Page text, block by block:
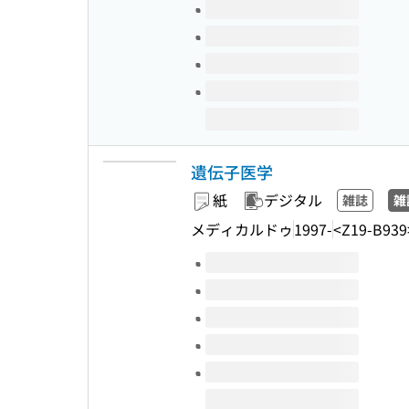
遺伝子医学
紙 デジタル 雑誌
メディカルドゥ1997-<Z19-
このタイトルの巻号